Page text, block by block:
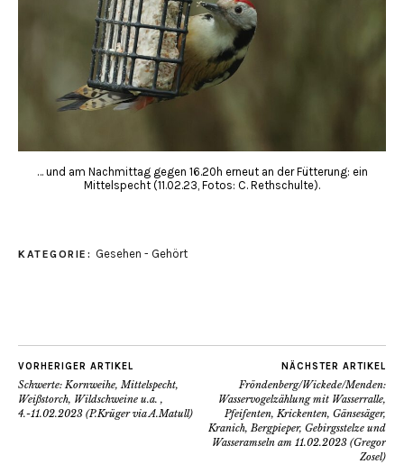
… und am Nachmittag gegen 16.20h erneut an der Fütterung: ein
Mittelspecht (11.02.23, Fotos: C. Rethschulte).
KATEGORIE: Gesehen - Gehört
VORHERIGER ARTIKEL
Schwerte: Kornweihe, Mittelspecht,
Weißstorch, Wildschweine u.a. ,
4.-11.02.2023 (P.Krüger via A.Matull)
NÄCHSTER ARTIKEL
Fröndenberg/Wickede/Menden:
Wasservogelzählung mit Wasserralle,
Pfeifenten, Krickenten, Gänsesäger,
Kranich, Bergpieper, Gebirgsstelze und
Wasseramseln am 11.02.2023 (Gregor
Zosel)